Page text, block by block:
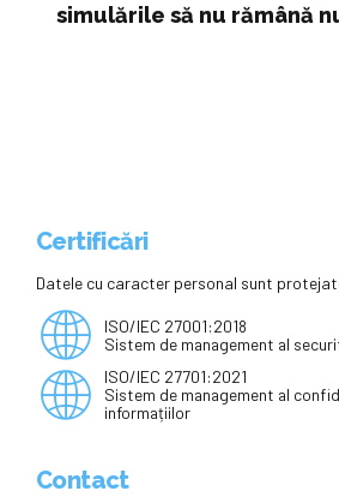
simulările să nu rămână
Certificări
Datele cu caracter personal sunt
ISO/IEC 27001:2018
Sistem de management al
ISO/IEC 27701:2021
Sistem de management al
informațiilor
Contact